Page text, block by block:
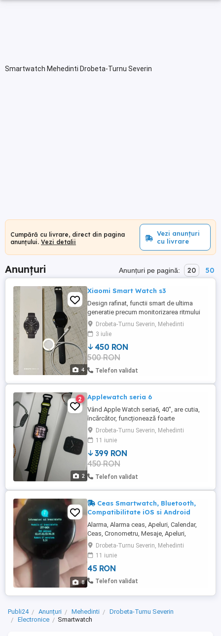
Smartwatch Mehedinti Drobeta-Turnu Severin
Cumpără cu livrare, direct din pagina
anunțului. Vezi detalii
Vezi anunțuri
cu livrare
Anunțuri Anunțuri pe pagină: 20 50
4
Xiaomi Smart Watch s3
Design rafinat, functii smart de ultima
generatie precum monitorizarea ritmului
cardiac si al nivelului de oxigen din sange,
afisate pe ecranul AMOLED de 1,43".
Acesta ofera informatii precise si confort
pentru un management optim al starii de
sanatate.
Drobeta-Turnu Severin, Mehedinti
3 iulie
450 RON
500 RON
Telefon validat
2
2 Applewatch seria 6
Vând Apple Watch seria6, 40", are cutia,
încărcător, funcționează foarte
bine,pentru mai multe detalii sunați sau
scrieți.
Drobeta-Turnu Severin, Mehedinti
11 iunie
399 RON
450 RON
Telefon validat
8
Ceas Smartwatch, Bluetooth,
Compatibilitate iOS si Android
Alarma, Alarma ceas, Apeluri, Calendar,
Ceas, Cronometru, Mesaje, Apeluri,
Pedometru, Camera, Notificari what's app,
messenger, alarma, message remind,
calorii, mionitorizare pasi Pentru un
contact mai rapid și detali whatsapp tel
sms la . . . Puteți lăsa mesaj și pe
Drobeta-Turnu Severin, Mehedinti
11 iunie
45 RON
Telefon validat
Publi24 Anunțuri Mehedinti
Drobeta-Turnu Severin
Electronice
Smartwatch